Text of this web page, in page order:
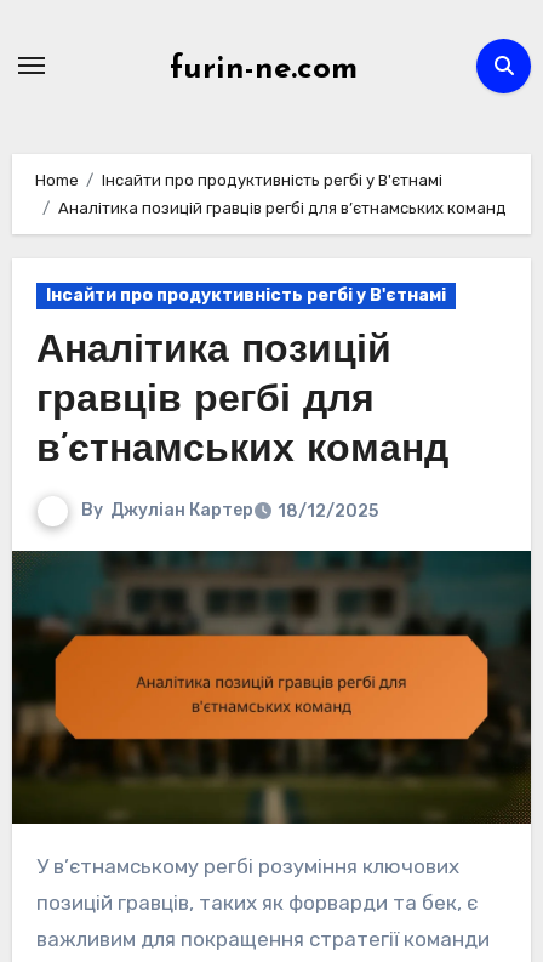
furin-ne.com
Home
Інсайти про продуктивність регбі у В'єтнамі
Аналітика позицій гравців регбі для в’єтнамських команд
Інсайти про продуктивність регбі у В'єтнамі
Аналітика позицій
гравців регбі для
в’єтнамських команд
By Джуліан Картер 18/12/2025
У в’єтнамському регбі розуміння ключових
позицій гравців, таких як форварди та бек, є
важливим для покращення стратегії команди